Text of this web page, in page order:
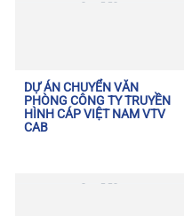
DỰ ÁN CHUYỂN VĂN
PHÒNG CÔNG TY TRUYỀN
HÌNH CÁP VIỆT NAM VTV
CAB